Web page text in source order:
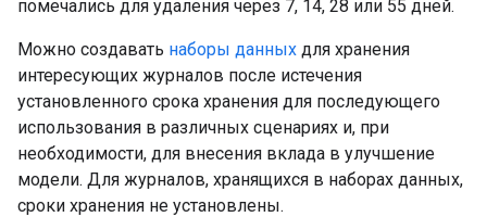
помечались для удаления через 7, 14, 28 или 55 дней.
Можно создавать наборы данных для хранения
интересующих журналов после истечения
установленного срока хранения для последующего
использования в различных сценариях и, при
необходимости, для внесения вклада в улучшение
модели. Для журналов, хранящихся в наборах данных,
сроки хранения не установлены.